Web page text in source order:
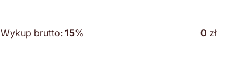
Wykup brutto: 15% 0 zł